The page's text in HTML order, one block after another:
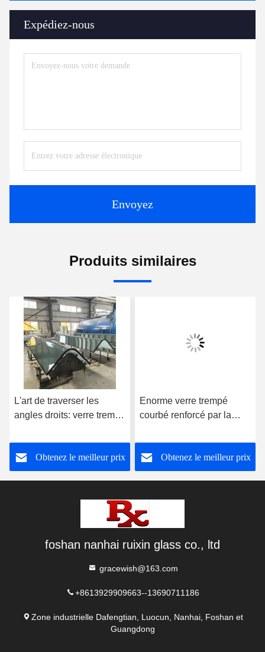
Expédiez-nous
Envoyez
Produits similaires
L'art de traverser les
angles droits: verre trempé
remodelant l'espace avec
une esthétique sans faille
Obtenez le meilleur prix
Enorme verre trempé
courbé renforcé par la
construction
Obtenez le meilleur prix
foshan nanhai ruixin glass co., ltd
gracewish@163.com
+8613929909663--13690711186
Zone industrielle Dafengtian, Luocun, Nanhai, Foshan et
Guangdong